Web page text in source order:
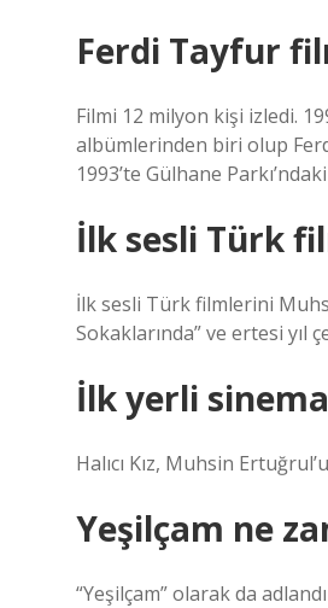
Ferdi Tayfur
Filmi 12 milyon kişi izledi.
albümlerinden biri olup
1993’te Gülhane
İlk sesli Türk
İlk sesli Türk filmlerini
Sokaklarında” ve ertesi yıl
İlk yerli
Halıcı Kız, Muhsin
Yeşilçam ne
“Yeşilçam” olarak da